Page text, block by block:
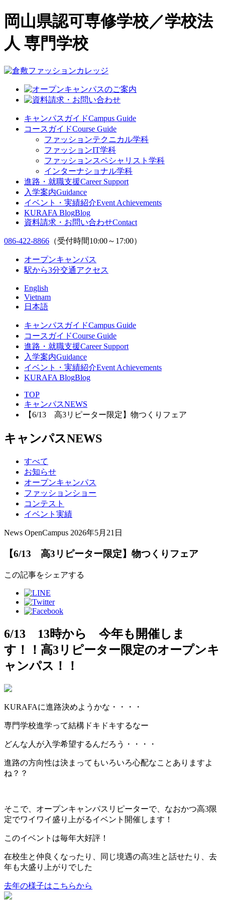
岡山県認可専修学校／学校法
人 専門学校
キャンパスガイドCampus Guide
コースガイドCourse Guide
ファッションテクニカル学科
ファッションIT学科
ファッションスペシャリスト学科
インターナショナル学科
進路・就職支援Career Support
入学案内Guidance
イベント・実績紹介Event Achievements
KURAFA BlogBlog
資料請求・お問い合わせContact
086-422-8866 （受付時間10:00～17:00）
オープンキャンパス
駅から3分交通アクセス
English
Vietnam
日本語
キャンパスガイドCampus Guide
コースガイドCourse Guide
進路・就職支援Career Support
入学案内Guidance
イベント・実績紹介Event Achievements
KURAFA BlogBlog
TOP
キャンパスNEWS
【6/13 高3リピーター限定】物つくりフェア
キャンパスNEWS
すべて
お知らせ
オープンキャンパス
ファッションショー
コンテスト
イベント実績
News OpenCampus 2026年5月21日
【6/13 高3リピーター限定】物つくりフェア
この記事をシェアする
6/13 13時から 今年も開催しま
す！！高3リピーター限定のオープンキ
ャンパス！！
KURAFAに進路決めようかな・・・・
専門学校進学って結構ドキドキするなー
どんな人が入学希望するんだろう・・・・
進路の方向性は決まってもいろいろ心配なことありますよ
ね？？
そこで、オープンキャンパスリピーターで、なおかつ高3限
定でワイワイ盛り上がるイベント開催します！
このイベントは毎年大好評！
在校生と仲良くなったり、同じ境遇の高3生と話せたり、去
年も大盛り上がりでした
去年の様子はこちらから